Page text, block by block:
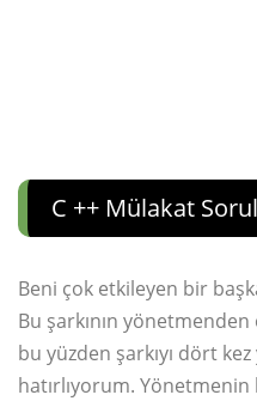
C ++ Mülakat
Beni çok etkileyen bir
Bu şarkının yönetmenden
bu yüzden şarkıyı dört kez
hatırlıyorum. Yönetmenin